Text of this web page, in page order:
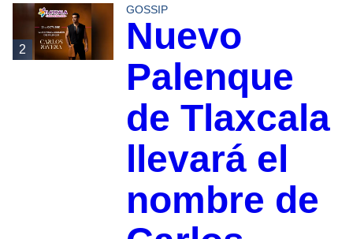
2
GOSSIP
Nuevo
Palenque
de Tlaxcala
llevará el
nombre de